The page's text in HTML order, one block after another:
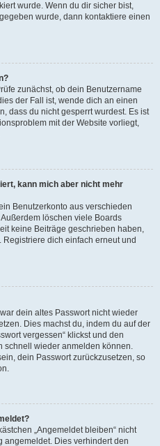
wurde. Wenn du dir sicher bist,
wurde, dann kontaktiere einen
zunächst, ob dein Benutzername
der Fall ist, wende dich an einen
dass du nicht gesperrt wurdest. Es ist
mit der Website vorliegt,
kann mich aber nicht mehr
Benutzerkonto aus verschieden
löschen viele Boards
keine Beiträge geschrieben haben,
dich einfach erneut und
dein altes Passwort nicht wieder
Dies machst du, indem du auf der
vergessen“ klickst und den
schnell wieder anmelden können.
dein Passwort zurückzusetzen, so
„Angemeldet bleiben“ nicht
angemeldet. Dies verhindert den